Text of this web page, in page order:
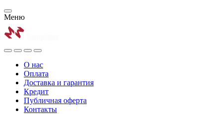
Меню
О нас
Оплата
Доставка и гарантия
Кредит
Публичная оферта
Контакты